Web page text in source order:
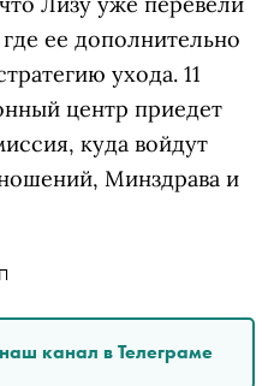
ее дополнительно
ухода. 11
центр приедет
куда войдут
Минздрава и
канал в Телеграме